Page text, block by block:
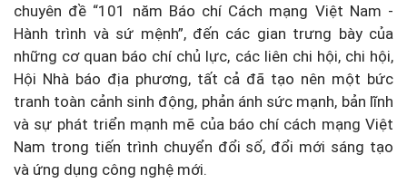
chuyên đề “101 năm Báo chí Cách mạng Việt Nam -
Hành trình và sứ mệnh”, đến các gian trưng bày của
những cơ quan báo chí chủ lực, các liên chi hội, chi hội,
Hội Nhà báo địa phương, tất cả đã tạo nên một bức
tranh toàn cảnh sinh động, phản ánh sức mạnh, bản lĩnh
và sự phát triển mạnh mẽ của báo chí cách mạng Việt
Nam trong tiến trình chuyển đổi số, đổi mới sáng tạo
và ứng dụng công nghệ mới.